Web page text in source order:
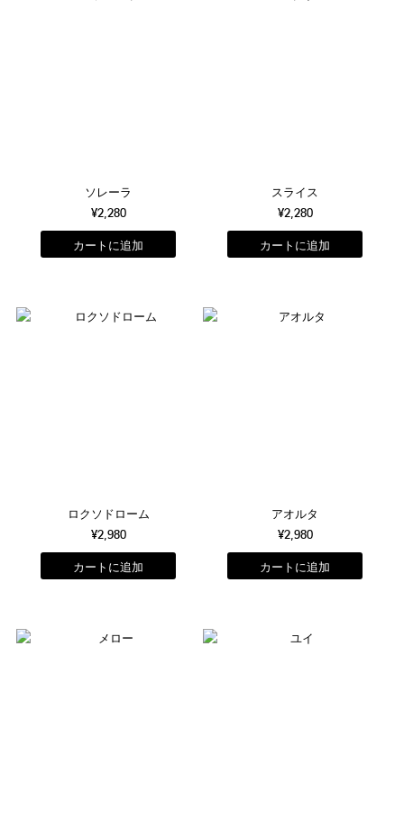
ソレーラ
¥2,280
スライス
¥2,280
ロクソドローム
¥2,980
アオルタ
¥2,980